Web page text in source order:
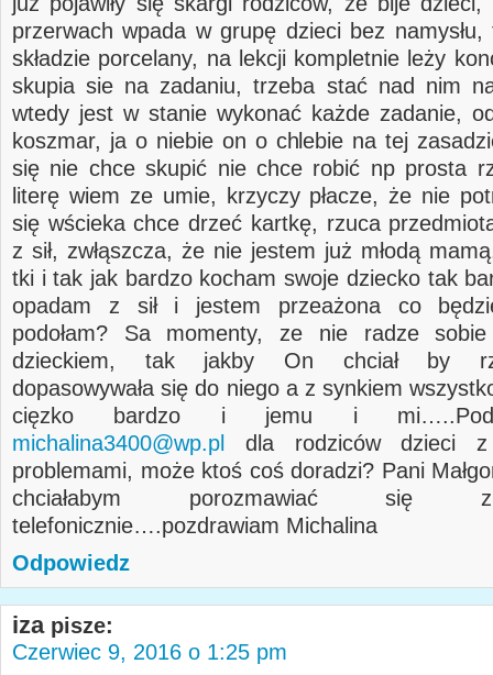
przerwach wpada w grupę dzieci bez namysłu,
składzie porcelany, na lekcji kompletnie leży
skupia sie na zadaniu, trzeba stać nad nim
wtedy jest w stanie wykonać każde zadanie,
koszmar, ja o niebie on o chlebie na tej
się nie chce skupić nie chce robić np prosta
literę wiem ze umie, krzyczy płacze, że nie
się wścieka chce drzeć kartkę, rzuca
z sił, zwłąszcza, że nie jestem już młodą
tki i tak jak bardzo kocham swoje dziecko tak
opadam z sił i jestem przeażona co
podołam? Sa momenty, ze nie radze sobie
dzieckiem, tak jakby On chciał by
dopasowywała się do niego a z synkiem
cięzko bardzo i jemu i
michalina3400@wp.pl
dla rodziców dzieci z
problemami, może ktoś coś doradzi? Pani
chciałabym porozmawiać się
telefonicznie….pozdrawiam Michalina
Odpowiedz
iza pisze:
Czerwiec 9, 2016 o 1:25 pm